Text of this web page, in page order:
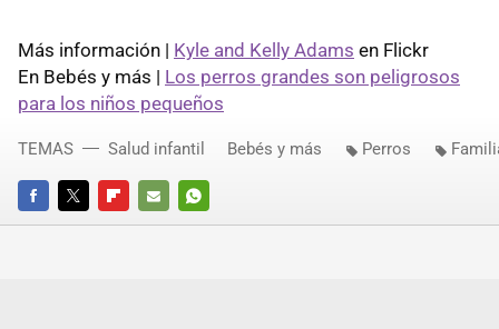
Más información | Kyle and Kelly Adams en Flickr
En Bebés y más | Los perros grandes son peligrosos
para los niños pequeños
FACEBOOKTWITTERFLIPBOARD
E-
WHATSAPP
TEMAS Salud infantil Bebés y más Perros